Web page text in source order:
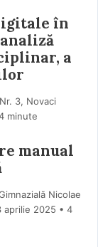
în
a
3, Novaci
minute
manual
Nicolae
aprilie 2025 • 4